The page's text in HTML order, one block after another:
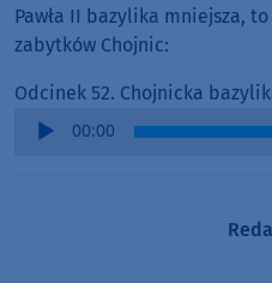
Pawła II bazylika mniejsza,
zabytków Chojnic:
Odcinek 52. Chojnicka
Audio
00:00